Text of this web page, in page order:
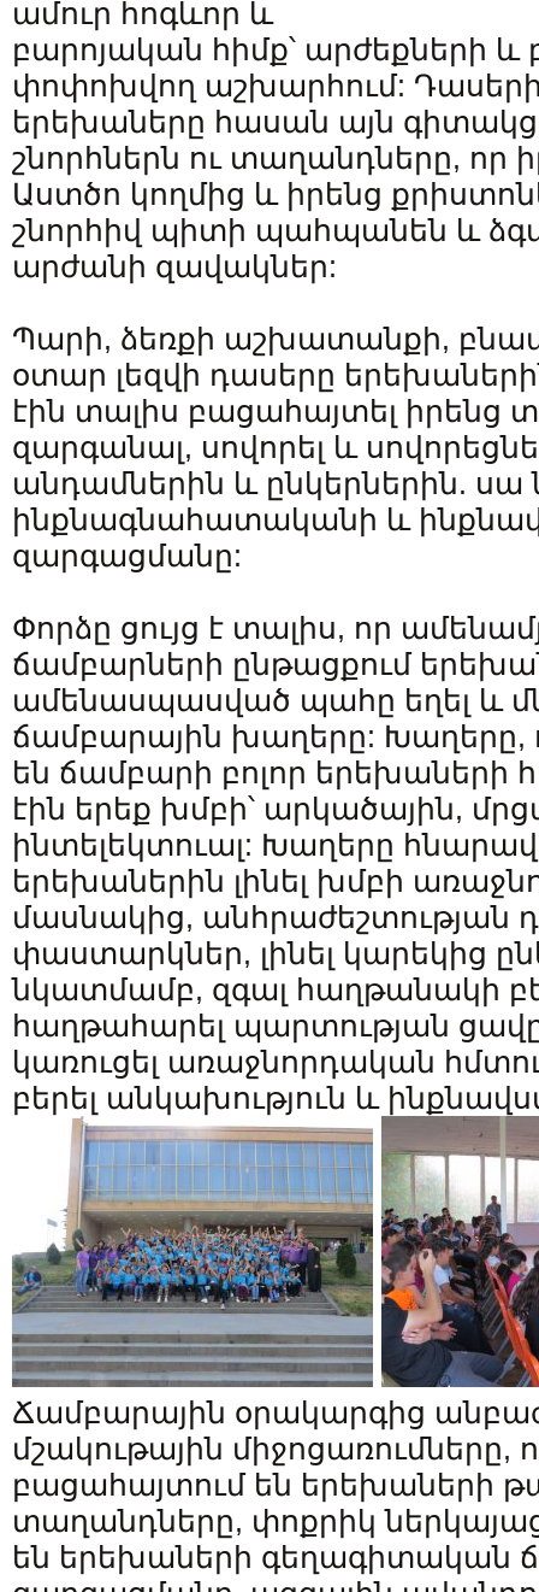
ամուր հոգևոր և
բարոյական հիմք՝ արժեքների
փոփոխվող աշխարհում:
երեխաները հասան այն
շնորհներն ու տաղանդները, որ
Աստծո կողմից և իրենց
շնորհիվ պիտի պահպանեն և
արժանի զավակներ:
Պարի, ձեռքի աշխատանքի,
օտար լեզվի դասերը
էին տալիս բացահայտել իրենց
զարգանալ, սովորել և
անդամներին և ընկերներին.
ինքնագնահատականի և
զարգացմանը:
Փորձը ցույց է տալիս, որ
ճամբարների ընթացքում
ամենասպասված պահը եղել և
ճամբարային խաղերը: Խաղերը,
են ճամբարի բոլոր
էին երեք խմբի՝ արկածային,
ինտելեկտուալ: Խաղերը
երեխաներին լինել խմբի
մասնակից, անհրաժեշտության
փաստարկներ, լինել կարեկից
նկատմամբ, զգալ հաղթանակի
հաղթահարել պարտության
կառուցել առաջնորդական
բերել անկախություն և
Ճամբարային օրակարգից
մշակութային միջոցառումները,
բացահայտում են երեխաների
տաղանդները, փոքրիկ
են երեխաների գեղագիտական